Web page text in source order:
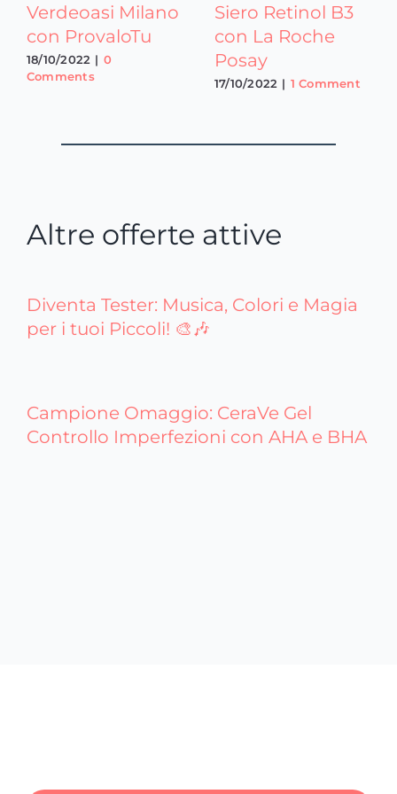
Verdeoasi Milano
con ProvaloTu
18/10/2022 | 0
Comments
Siero Retinol B3
con La Roche
Posay
17/10/2022 | 1 Comment
Altre offerte attive
Diventa Tester: Musica, Colori e Magia
per i tuoi Piccoli! 🎨🎶
Campione Omaggio: CeraVe Gel
Controllo Imperfezioni con AHA e BHA